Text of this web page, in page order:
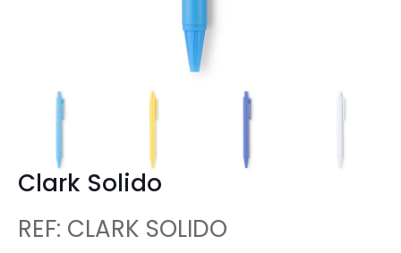
Clark Solido
REF: CLARK SOLIDO